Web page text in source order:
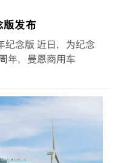
版发布
纪念版 近日，为纪念
年，曼恩商用车